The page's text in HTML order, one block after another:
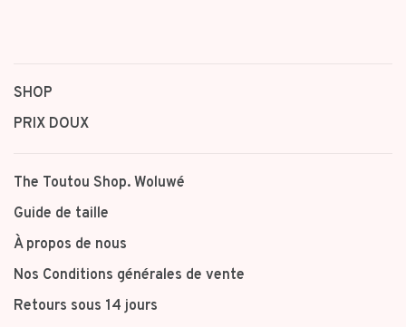
SHOP
PRIX DOUX
The Toutou Shop. Woluwé
Guide de taille
À propos de nous
Nos Conditions générales de vente
Retours sous 14 jours